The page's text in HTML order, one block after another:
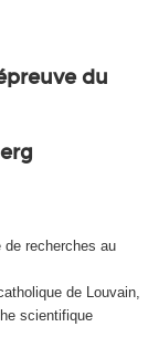
du
de recherches au
de Louvain,
scientifique